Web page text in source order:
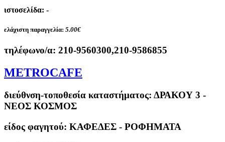
ιστοσελίδα: -
ελάχιστη παραγγελία: 5.00€
τηλέφωνο/α: 210-9560300,210-9586855
METROCAFE
διεύθνση-τοποθεσία καταστήματος: ΔΡΑΚΟΥ 3 -
ΝΕΟΣ ΚΟΣΜΟΣ
είδος φαγητού: ΚΑΦΕΔΕΣ - ΡΟΦΗΜΑΤΑ